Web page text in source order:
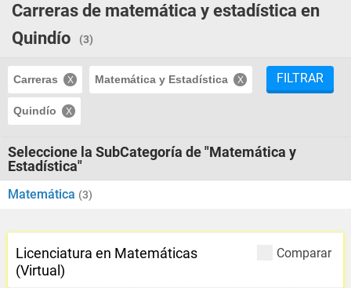
Carreras de matemática y estadística en
Quindío
(3)
Carreras Matemática y Estadística
Quindío
FILTRAR
Seleccione la SubCategoría de "Matemática y
Estadística"
Matemática (3)
Comparar
Licenciatura en Matemáticas
(Virtual)